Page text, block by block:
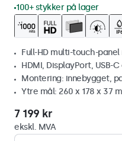
100+ stykker på lager
Full-HD multi-touch-
HDMI, DisplayPort, USB-C
Montering: innebygget,
Ytre mål: 260 x 178 x 37
7 199 kr
ekskl. MVA